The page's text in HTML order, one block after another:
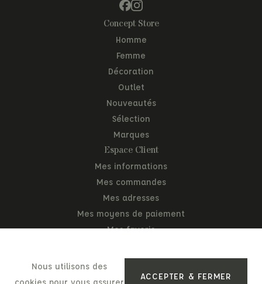
Concept Store
Homme
Femme
Décoration
Outlet
Nouveautés
Sélection
Marques
Espace Client
Mes informations
Mes commandes
Mes adresses
Mes moyens de paiement
Mes favoris
Nous utilisons des
ACCEPTER & FERMER